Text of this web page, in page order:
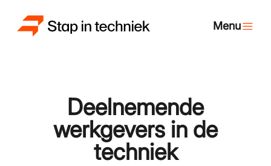
Deelnemende
werkgevers in de
techniek